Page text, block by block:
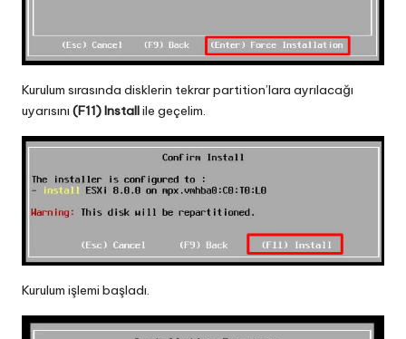
Kurulum sırasında disklerin tekrar partition’lara ayrılacağı
uyarısını (F11) Installile geçelim.
Kurulum işlemi başladı.